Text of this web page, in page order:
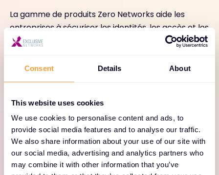
Consent Details About
This website uses cookies
We use cookies to personalise content and ads, to
provide social media features and to analyse our traffic.
We also share information about your use of our site with
our social media, advertising and analytics partners who
may combine it with other information that you’ve
La gamme de produits Zero Networks aide les
entreprises à sécuriser les identités, les accès et les
réseaux dans les environnements informatiques
des pirates et à mettre en œuvre efficacement le
modèle Zero Trust. Voici un aperçu de la gamme de